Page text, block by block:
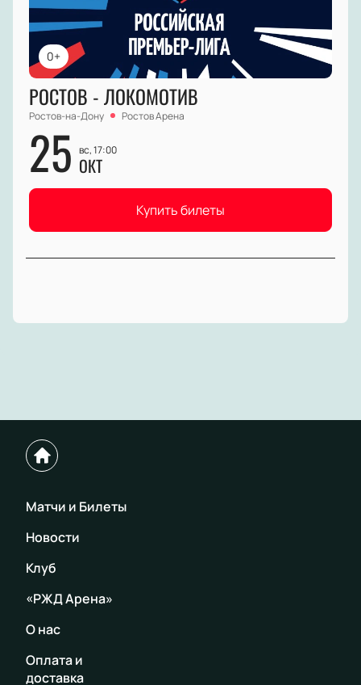
0+
РОСТОВ - ЛОКОМОТИВ
Ростов-на-Дону Ростов Арена
25 вс, 17:00
ОКТ
Купить билеты
Матчи и Билеты
Новости
Клуб
«РЖД Арена»
О нас
Оплата и
доставка